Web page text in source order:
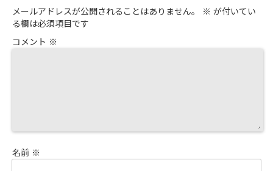
メールアドレスが公開されることはありません。 ※ が付いてい
る欄は必須項目です
コメント ※
名前 ※